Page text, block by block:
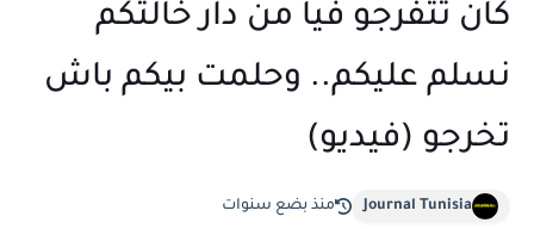
كان تتفرجو فيا من دار خالتكم
نسلم عليكم.. وحلمت بيكم باش
تخرجو (فيديو)
Journal Tunisia منذ بضع سنوات